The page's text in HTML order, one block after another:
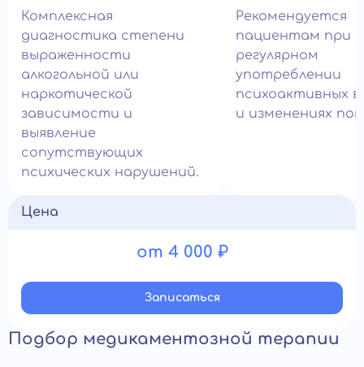
Комплексная
диагностика степени
выраженности
алкогольной или
наркотической
зависимости и
выявление
сопутствующих
психических нарушений.
Рекомендуется
пациентам при
регулярном
употреблении
психоактивных
и изменениях
Цена
от 4 000 ₽
Записатьcя
Подбор медикаментозной терапии